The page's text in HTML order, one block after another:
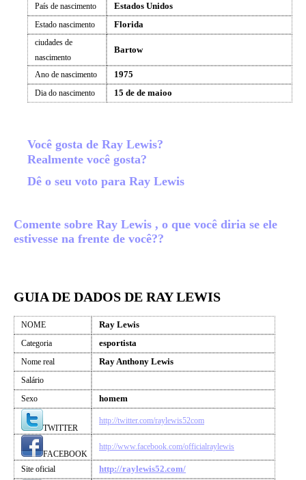
País de nascimento Estados Unidos
Estado nascimento Florida
ciudades de
nascimento
Bartow
Ano de nascimento 1975
Dia do nascimento 15 de de maioo
Você gosta de Ray Lewis?
Realmente você gosta?
Dê o seu voto para Ray Lewis
Comente sobre Ray Lewis , o que você diria se ele
estivesse na frente de você??
GUIA DE DADOS DE RAY LEWIS
NOME Ray Lewis
Categoria esportista
Nome real Ray Anthony Lewis
Salário
Sexo
homem
TWITTER
http://twitter.com/raylewis52com
FACEBOOK
http://www.facebook.com/officialraylewis
Site oficial http://raylewis52.com/